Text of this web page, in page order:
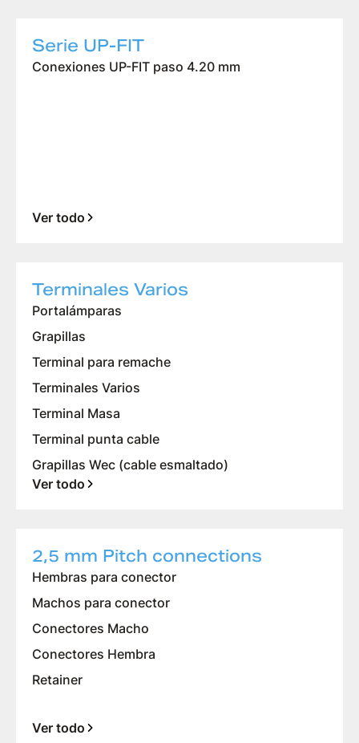
Serie UP-FIT
Conexiones UP-FIT paso 4.20 mm
Ver todo
Terminales Varios
Portalámparas
Grapillas
Terminal para remache
Terminales Varios
Terminal Masa
Terminal punta cable
Grapillas Wec (cable esmaltado)
Ver todo
2,5 mm Pitch connections
Hembras para conector
Machos para conector
Conectores Macho
Conectores Hembra
Retainer
Ver todo